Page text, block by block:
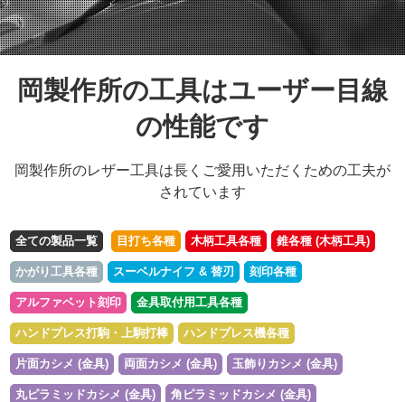
岡製作所の工具はユーザー目線
の性能です
岡製作所のレザー工具は長くご愛用いただくための工夫が
されています
全ての製品一覧 目打ち各種 木柄工具各種 錐各種 (木柄工具)
かがり工具各種 スーベルナイフ & 替刃 刻印各種
アルファベット刻印 金具取付用工具各種
ハンドプレス打駒・上駒打棒 ハンドプレス機各種
片面カシメ (金具) 両面カシメ (金具) 玉飾りカシメ (金具)
丸ピラミッドカシメ (金具) 角ピラミッドカシメ (金具)